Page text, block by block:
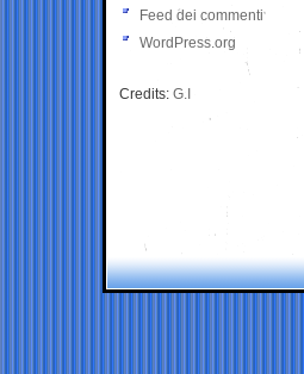
Feed dei commenti
WordPress.org
Credits: G.I